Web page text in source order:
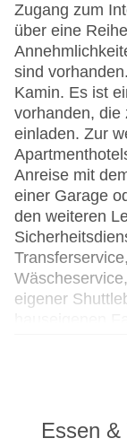
Zugang zum
über eine
sind
Kamin. Es ist
vorhanden, die
einladen. Zur
Anreise mit
einer Garage
den weiteren
eigener
Unterstützung
Check-in
Check-out
Essen &